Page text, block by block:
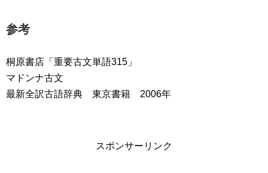
参考
桐原書店「重要古文単語315」
マドンナ古文
最新全訳古語辞典 東京書籍 2006年
スポンサーリンク